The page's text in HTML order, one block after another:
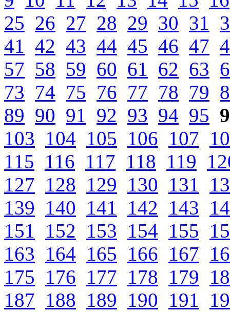
25 26 27 28 29 30 31
41 42 43 44 45 46 47
57 58 59 60 61 62 63
73 74 75 76 77 78 79
89 90 91 92 93 94 95
103 104 105 106 107
115 116 117 118 119
127 128 129 130 131
139 140 141 142 143
151
152 153 154 155
163 164 165 166 167
175 176 177 178 179
187 188 189 190 191